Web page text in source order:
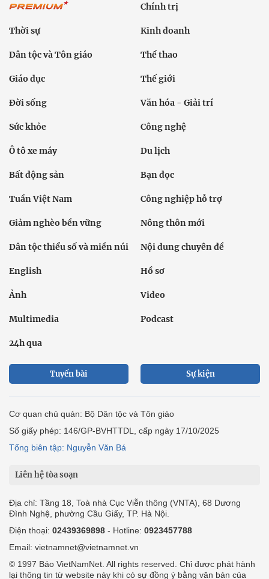
Chính trị
Thời sự Kinh doanh
Dân tộc và Tôn giáo Thể thao
Giáo dục Thế giới
Đời sống Văn hóa - Giải trí
Sức khỏe Công nghệ
Ô tô xe máy Du lịch
Bất động sản Bạn đọc
Tuần Việt Nam Công nghiệp hỗ trợ
Giảm nghèo bền vững Nông thôn mới
Dân tộc thiểu số và miền núi Nội dung chuyên đề
English Hồ sơ
Ảnh Video
Multimedia Podcast
24h qua
Tuyến bài Sự kiện
Cơ quan chủ quản: Bộ Dân tộc và Tôn giáo
Số giấy phép: 146/GP-BVHTTDL, cấp ngày 17/10/2025
Tổng biên tập: Nguyễn Văn Bá
Liên hệ tòa soạn
Địa chỉ: Tầng 18, Toà nhà Cục Viễn thông (VNTA), 68 Dương
Đình Nghệ, phường Cầu Giấy, TP. Hà Nội.
Điện thoại: 02439369898 - Hotline: 0923457788
Email: vietnamnet@vietnamnet.vn
© 1997 Báo VietNamNet. All rights reserved. Chỉ được phát hành
lại thông tin từ website này khi có sự đồng ý bằng văn bản của